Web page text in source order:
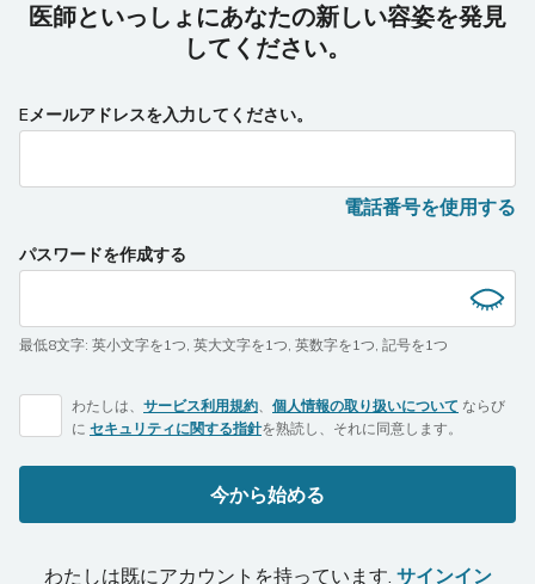
医師といっしょにあなたの新しい容姿を発見
してください。
Eメールアドレスを入力してください。
電話番号を使用する
パスワードを作成する
最低8文字: 英小文字を1つ, 英大文字を1つ, 英数字を1つ, 記号を1つ
わたしは、 サービス利用規約、 個人情報の取り扱いについて ならび
に セキュリティに関する指針を熟読し、それに同意します。
今から始める
わたしは既にアカウントを持っています. サインイン